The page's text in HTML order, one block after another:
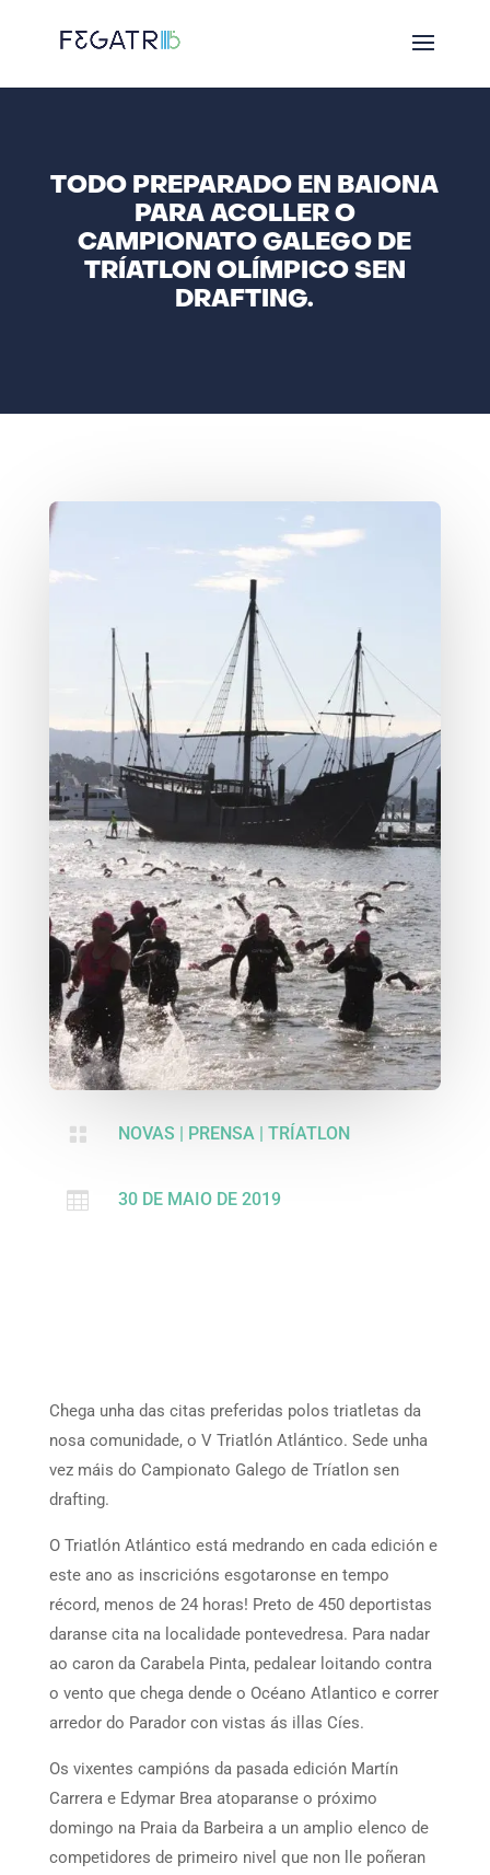
TODO PREPARADO EN BAIONA
PARA ACOLLER O
CAMPIONATO GALEGO DE
TRÍATLON OLÍMPICO SEN
DRAFTING.
 NOVAS | PRENSA | TRÍATLON
 30 DE MAIO DE 2019
Chega unha das citas preferidas polos triatletas da
nosa comunidade, o V Triatlón Atlántico. Sede unha
vez máis do Campionato Galego de Tríatlon sen
drafting.
O Triatlón Atlántico está medrando en cada edición e
este ano as inscricións esgotaronse en tempo
récord, menos de 24 horas! Preto de 450 deportistas
daranse cita na localidade pontevedresa. Para nadar
ao caron da Carabela Pinta, pedalear loitando contra
o vento que chega dende o Océano Atlantico e correr
arredor do Parador con vistas ás illas Cíes.
Os vixentes campións da pasada edición Martín
Carrera e Edymar Brea atoparanse o próximo
domingo na Praia da Barbeira a un amplio elenco de
competidores de primeiro nivel que non lle poñeran